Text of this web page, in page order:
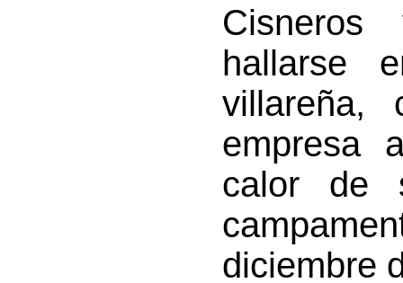
hallarse
villareña,
empresa
calor de
diciembre